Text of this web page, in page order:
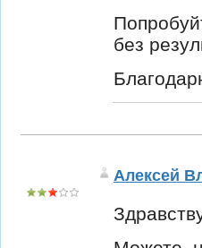
без
Алексей